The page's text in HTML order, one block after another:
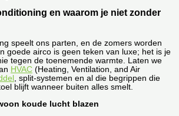
en waarom je niet zonder
speelt ons parten, en de zomers worden
goede airco is geen teken van luxe; het is je
tegen de toenemende warmte. Laten we
HVAC (Heating, Ventilation, and Air
, split-systemen en al die begrippen die
blijft wanneer buiten alles smelt.
koude lucht blazen